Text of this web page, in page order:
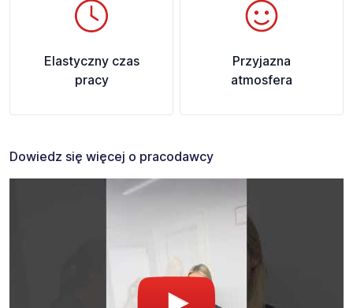
Elastyczny czas
pracy
Przyjazna
atmosfera
Dowiedz się więcej o pracodawcy